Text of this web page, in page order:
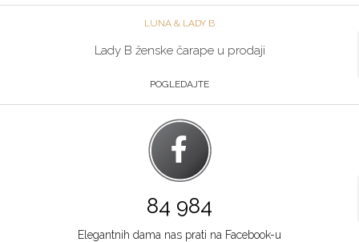
LUNA & LADY B
Lady B ženske čarape u prodaji
POGLEDAJTE
84 984
Elegantnih dama nas prati na Facebook-u